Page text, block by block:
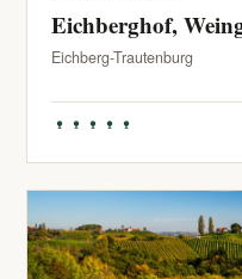
Eichberghof,
Eichberg-Trautenburg